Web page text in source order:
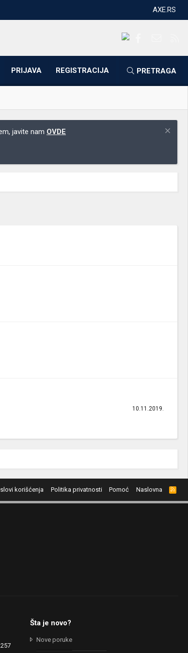
AXE.RS
PRIJAVA REGISTRACIJA PRETRAGA
javite nam OVDE
10.11.2019.
korišćenja Politika privatnosti Pomoć Naslovna
R
S
S
Šta je novo?
Nove poruke